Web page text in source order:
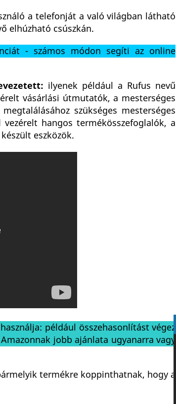
a telefonját a való világban látható
elhúzható csúszkán.
- számos módon segíti az online
ilyenek például a Rufus nevű
vásárlási útmutatók, a mesterséges
szükséges mesterséges
hangos termékösszefoglalók, a
eszközök.
például összehasonlítást végez
jobb ajánlata ugyanarra vagy
termékre koppinthatnak, hogy a